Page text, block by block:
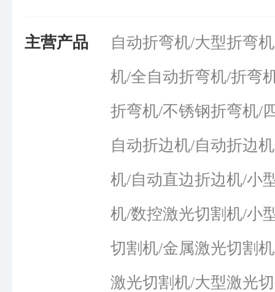
主营产品
自动折弯机/大型折弯
机/全自动折弯机/折弯
折弯机/不锈钢折弯机/
自动折边机/自动折边
机/自动直边折边机/小
机/数控激光切割机/小
切割机/金属激光切割
激光切割机/大型激光